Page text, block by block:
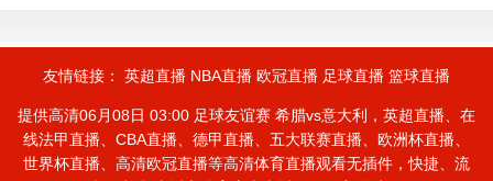
友情链接： 英超直播 NBA直播 欧冠直播 足球直播 篮球直播
提供高清06月08日 03:00 足球友谊赛 希腊vs意大利，英超直播、在
线法甲直播、CBA直播、德甲直播、五大联赛直播、欧洲杯直播、
世界杯直播、高清欧冠直播等高清体育直播观看无插件，快捷、流